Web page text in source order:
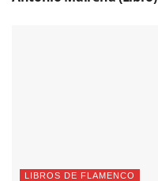
LIBROS DE FLAMENCO